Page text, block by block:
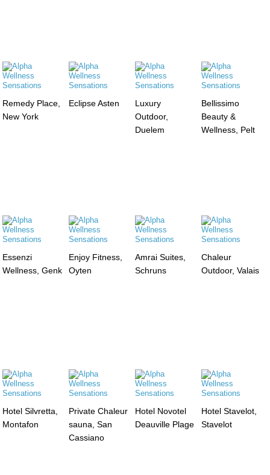
Remedy Place,
New York
Eclipse Asten
Luxury
Outdoor,
Duelem
Bellissimo
Beauty &
Wellness, Pelt
Essenzi
Wellness, Genk
Enjoy Fitness,
Oyten
Amrai Suites,
Schruns
Chaleur
Outdoor, Valais
Hotel Silvretta,
Montafon
Private Chaleur
sauna, San
Cassiano
Hotel Novotel
Deauville Plage
Hotel Stavelot,
Stavelot